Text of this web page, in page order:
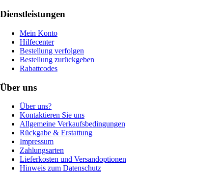
Dienstleistungen
Mein Konto
Hilfecenter
Bestellung verfolgen
Bestellung zurückgeben
Rabattcodes
Über uns
Über uns?
Kontaktieren Sie uns
Allgemeine Verkaufsbedingungen
Rückgabe & Erstattung
Impressum
Zahlungsarten
Lieferkosten und Versandoptionen
Hinweis zum Datenschutz